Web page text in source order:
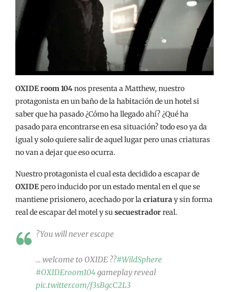
OXIDE room 104nos presenta a Matthew, nuestro
protagonista en un baño de la habitación de un hotel si
saber que ha pasado ¿Cómo ha llegado ahí? ¿Qué ha
pasado para encontrarse en esa situación? todo eso ya da
igual y solo quiere salir de aquel lugar pero unas criaturas
no van a dejar que eso ocurra.
Nuestro protagonista el cual esta decidido a escapar de
OXIDEpero inducido por un estado mental en el que se
mantiene prisionero, acechado por lacriaturay sin forma
real de escapar del motel y susecuestradorreal.
?You will never escape
… welcome to OXIDE ??#WildSphere
#OXIDEroom104gameplay reveal
pic.twitter.com/f3sBgcC2L3